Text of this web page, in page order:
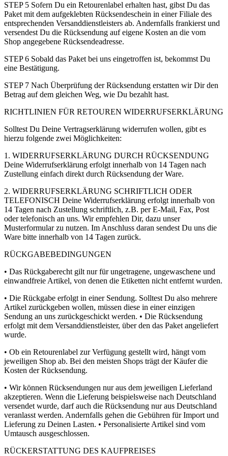
STEP 5 Sofern Du ein Retourenlabel erhalten hast, gibst Du das
Paket mit dem aufgeklebten Rücksendeschein in einer Filiale des
entsprechenden Versanddienstleisters ab. Andernfalls frankierst und
versendest Du die Rücksendung auf eigene Kosten an die vom
Shop angegebene Rücksendeadresse.
STEP 6 Sobald das Paket bei uns eingetroffen ist, bekommst Du
eine Bestätigung.
STEP 7 Nach Überprüfung der Rücksendung erstatten wir Dir den
Betrag auf dem gleichen Weg, wie Du bezahlt hast.
RICHTLINIEN FÜR RETOUREN WIDERRUFSERKLÄRUNG
Solltest Du Deine Vertragserklärung widerrufen wollen, gibt es
hierzu folgende zwei Möglichkeiten:
1. WIDERRUFSERKLÄRUNG DURCH RÜCKSENDUNG
Deine Widerrufserklärung erfolgt innerhalb von 14 Tagen nach
Zustellung einfach direkt durch Rücksendung der Ware.
2. WIDERRUFSERKLÄRUNG SCHRIFTLICH ODER
TELEFONISCH Deine Widerrufserklärung erfolgt innerhalb von
14 Tagen nach Zustellung schriftlich, z.B. per E-Mail, Fax, Post
oder telefonisch an uns. Wir empfehlen Dir, dazu unser
Musterformular zu nutzen. Im Anschluss daran sendest Du uns die
Ware bitte innerhalb von 14 Tagen zurück.
RÜCKGABEBEDINGUNGEN
• Das Rückgaberecht gilt nur für ungetragene, ungewaschene und
einwandfreie Artikel, von denen die Etiketten nicht entfernt wurden.
• Die Rückgabe erfolgt in einer Sendung. Solltest Du also mehrere
Artikel zurückgeben wollen, müssen diese in einer einzigen
Sendung an uns zurückgeschickt werden. • Die Rücksendung
erfolgt mit dem Versanddienstleister, über den das Paket angeliefert
wurde.
• Ob ein Retourenlabel zur Verfügung gestellt wird, hängt vom
jeweiligen Shop ab. Bei den meisten Shops trägt der Käufer die
Kosten der Rücksendung.
• Wir können Rücksendungen nur aus dem jeweiligen Lieferland
akzeptieren. Wenn die Lieferung beispielsweise nach Deutschland
versendet wurde, darf auch die Rücksendung nur aus Deutschland
veranlasst werden. Andernfalls gehen die Gebühren für Import und
Lieferung zu Deinen Lasten. • Personalisierte Artikel sind vom
Umtausch ausgeschlossen.
RÜCKERSTATTUNG DES KAUFPREISES